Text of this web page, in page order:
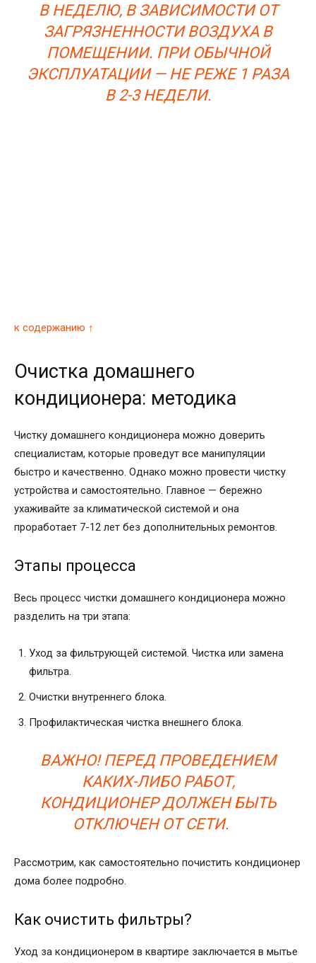
В НЕДЕЛЮ, В ЗАВИСИМОСТИ ОТ
ЗАГРЯЗНЕННОСТИ ВОЗДУХА В
ПОМЕЩЕНИИ. ПРИ ОБЫЧНОЙ
ЭКСПЛУАТАЦИИ — НЕ РЕЖЕ 1 РАЗА
В 2-3 НЕДЕЛИ.
к содержанию ↑
Очистка домашнего
кондиционера: методика
Чистку домашнего кондиционера можно доверить
специалистам, которые проведут все манипуляции
быстро и качественно. Однако можно провести чистку
устройства и самостоятельно. Главное — бережно
ухаживайте за климатической системой и она
проработает 7-12 лет без дополнительных ремонтов.
Этапы процесса
Весь процесс чистки домашнего кондиционера можно
разделить на три этапа:
Уход за фильтрующей системой. Чистка или замена
фильтра.
Очистки внутреннего блока.
Профилактическая чистка внешнего блока.
ВАЖНО! ПЕРЕД ПРОВЕДЕНИЕМ
КАКИХ-ЛИБО РАБОТ,
КОНДИЦИОНЕР ДОЛЖЕН БЫТЬ
ОТКЛЮЧЕН ОТ СЕТИ.
Рассмотрим, как самостоятельно почистить кондиционер
дома более подробно.
Как очистить фильтры?
Уход за кондиционером в квартире заключается в мытье